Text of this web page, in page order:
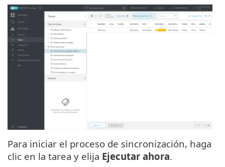
Para iniciar el proceso de sincronización, haga
clic en la tarea y elija Ejecutar ahora.